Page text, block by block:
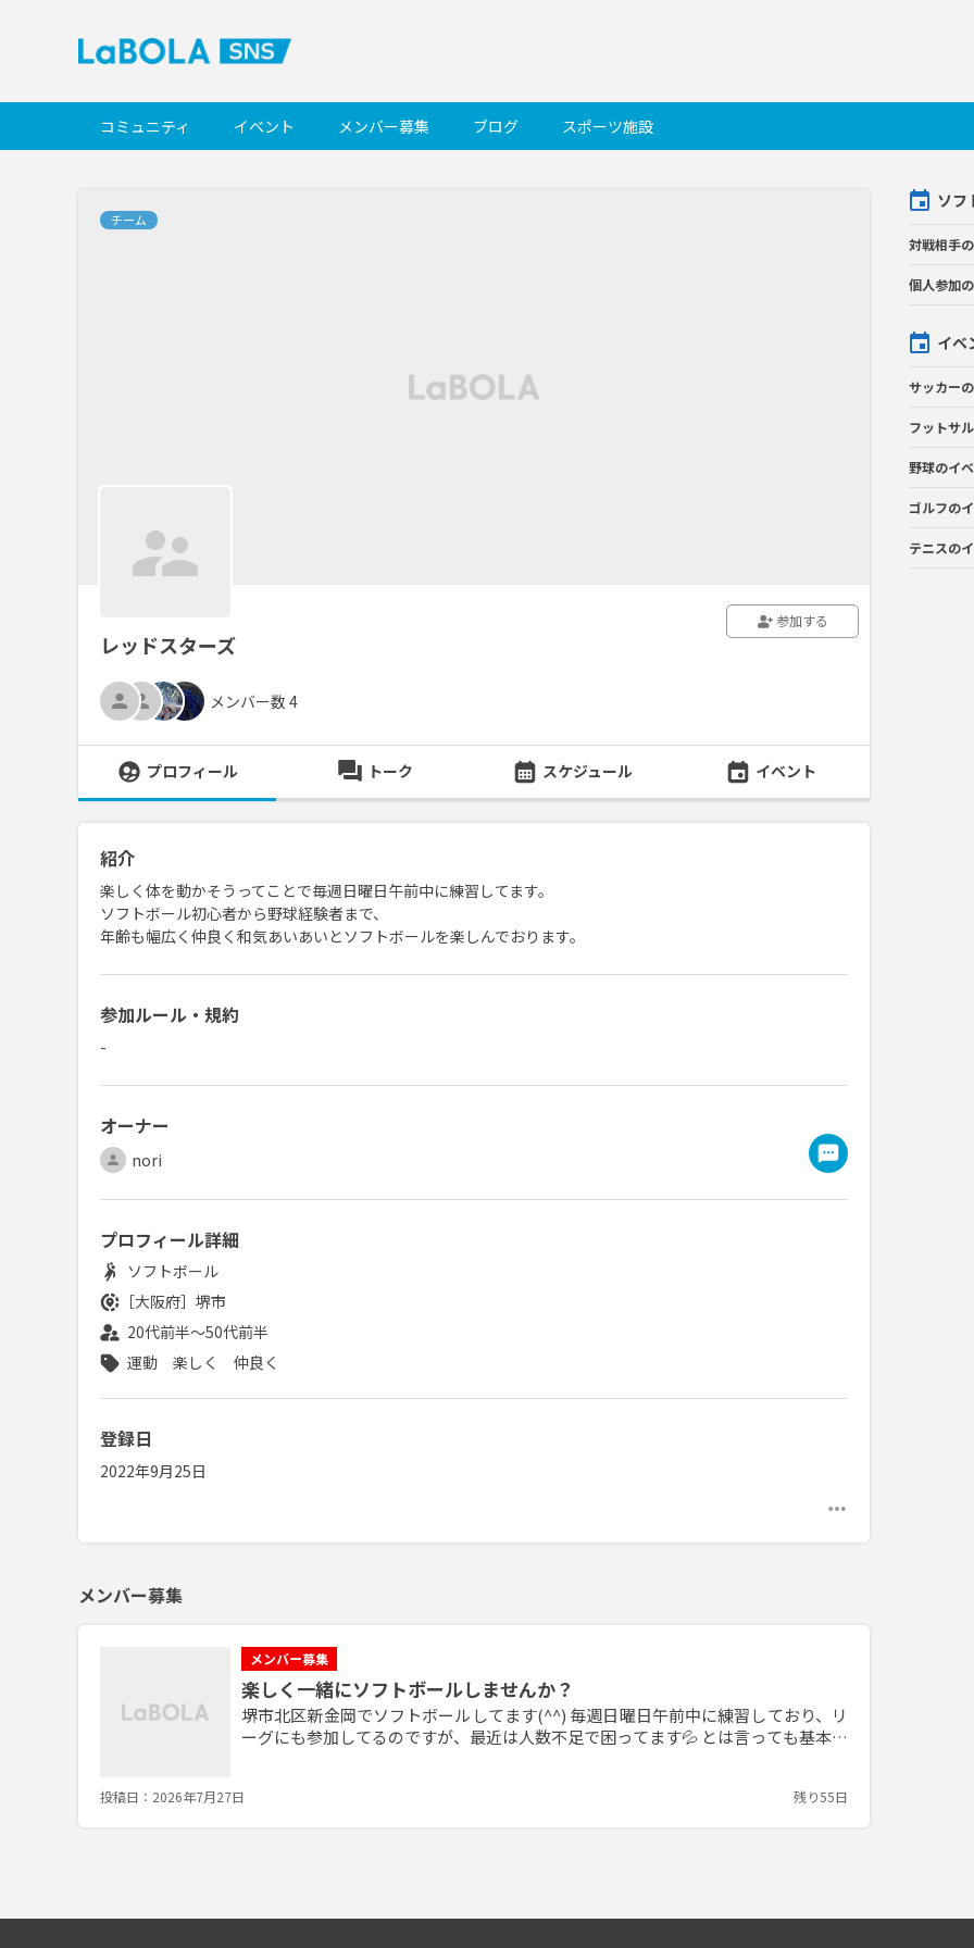
コミュニティ イベント メンバー募集 ブログ スポーツ施設
チーム
レッドスターズ
参加する
メンバー数 4
プロフィール トーク スケジュール イベント
紹介
楽しく体を動かそうってことで毎週日曜日午前中に練習してます。
ソフトボール初心者から野球経験者まで、
年齢も幅広く仲良く和気あいあいとソフトボールを楽しんでおります。
参加ルール・規約
-
オーナー
nori
プロフィール詳細
ソフトボール
［大阪府］ 堺市
20代前半～50代前半
運動
楽しく 仲良く
登録日
2022年9月25日
more_horiz
メンバー募集
メンバー募集
楽しく一緒にソフトボールしませんか？
堺市北区新金岡でソフトボールしてます(^^) 毎週日曜日午前中に練習しており、リ
ーグにも参加してるのですが、最近は人数不足で困ってます💦 とは言っても基本は
^)v 老若男女オッケーです(^^)
投稿日：2026年7月27日 残り55日
ソフ
対戦相手
個人参加
イベ
サッカー
フットサ
野球のイ
ゴルフの
テニスの